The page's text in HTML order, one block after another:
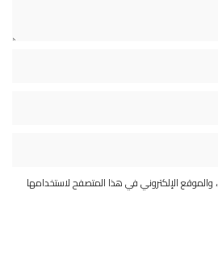
الإلكتروني في هذا المتصفح لاستخدامها